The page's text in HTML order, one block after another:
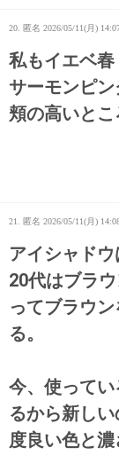
20. 匿名 2026/05/11(月)
私もイエベ春
サーモンピ
頬の高いと
21. 匿名 2026/05/11(月)
アイシャドウ
20代はブラ
ってブラウ
る。
今、使って
るから新し
度良い色と濃